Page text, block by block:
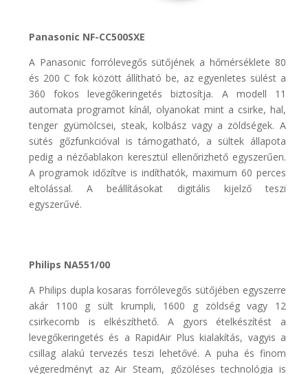
Panasonic NF-CC500SXE
A Panasonic forrólevegős sütőjének a hőmérséklete 80
és 200 C fok között állítható be, az egyenletes sülést a
360 fokos levegőkeringetés biztosítja. A modell 11
automata programot kínál, olyanokat mint a csirke, hal,
tenger gyümölcsei, steak, kolbász vagy a zöldségek. A
sütés gőzfunkcióval is támogatható, a sültek állapota
pedig a nézőablakon keresztül ellenőrizhető egyszerűen.
A programok időzítve is indíthatók, maximum 60 perces
eltolással. A beállításokat digitális kijelző teszi
egyszerűvé.
Philips NA551/00
A Philips dupla kosaras forrólevegős sütőjében egyszerre
akár 1100 g sült krumpli, 1600 g zöldség vagy 12
csirkecomb is elkészíthető. A gyors ételkészítést a
levegőkeringetés és a RapidAir Plus kialakítás, vagyis a
csillag alakú tervezés teszi lehetővé. A puha és finom
végeredményt az Air Steam, gőzöléses technológia is